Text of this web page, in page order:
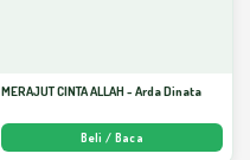
MERAJUT CINTA ALLAH - Arda Dinata
Beli / Baca